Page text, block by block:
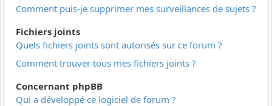
Comment puis-je supprimer mes surveillances de sujets ?
Fichiers joints
Quels fichiers joints sont autorisés sur ce forum ?
Comment trouver tous mes fichiers joints ?
Concernant phpBB
Qui a développé ce logiciel de forum ?